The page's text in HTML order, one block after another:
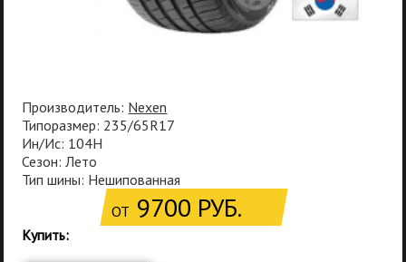
Производитель: Nexen
Типоразмер: 235/65R17
Ин/Ис: 104H
Сезон: Лето
Тип шины: Нешипованная
ОТ 9700 РУБ.
Купить: